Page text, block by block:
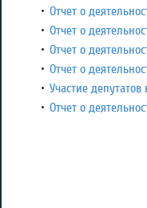
Отчет о
Отчет о
Отчет о
Отчет о
Участие
Отчет о